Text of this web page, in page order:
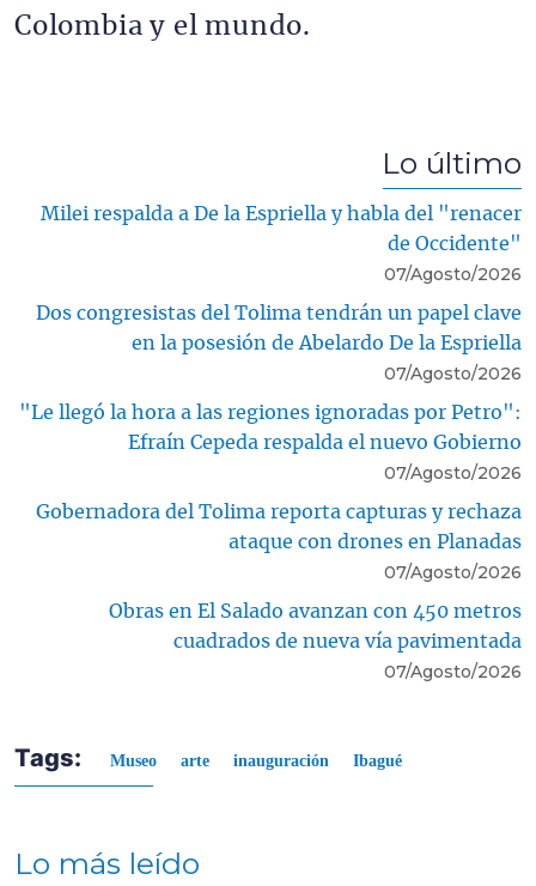
Colombia y el mundo.
Lo último
Milei respalda a De la Espriella y habla del "renacer
de Occidente"
07/Agosto/2026
Dos congresistas del Tolima tendrán un papel clave
en la posesión de Abelardo De la Espriella
07/Agosto/2026
"Le llegó la hora a las regiones ignoradas por Petro":
Efraín Cepeda respalda el nuevo Gobierno
07/Agosto/2026
Gobernadora del Tolima reporta capturas y rechaza
ataque con drones en Planadas
07/Agosto/2026
Obras en El Salado avanzan con 450 metros
cuadrados de nueva vía pavimentada
07/Agosto/2026
Tags: Museo arte inauguración Ibagué
Lo más leído